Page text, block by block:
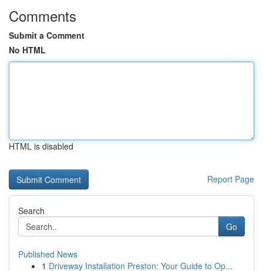
Comments
Submit a Comment
No HTML
HTML is disabled
Report Page
Search
Go
Published News
1 Driveway Installation Preston: Your Guide to Op...